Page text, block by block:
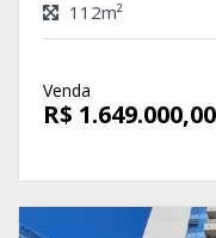
112m²
Venda
R$ 1.649.000,00